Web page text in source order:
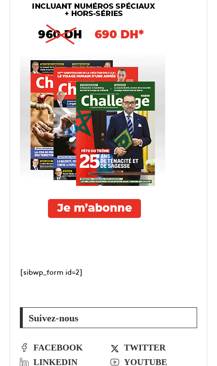
[sibwp_form id=2]
Suivez-nous
FACEBOOK
TWITTER
LINKEDIN
YOUTUBE